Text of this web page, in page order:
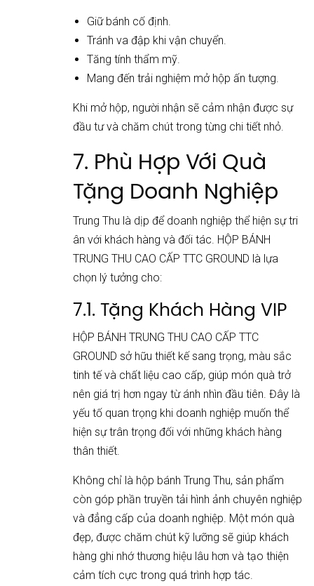
Giữ bánh cố định.
Tránh va đập khi vận chuyển.
Tăng tính thẩm mỹ.
Mang đến trải nghiệm mở hộp ấn tượng.
Khi mở hộp, người nhận sẽ cảm nhận được sự
đầu tư và chăm chút trong từng chi tiết nhỏ.
7. Phù Hợp Với Quà
Tặng Doanh Nghiệp
Trung Thu là dịp để doanh nghiệp thể hiện sự tri
ân với khách hàng và đối tác. HỘP BÁNH
TRUNG THU CAO CẤP TTC GROUND là lựa
chọn lý tưởng cho:
7.1. Tặng Khách Hàng VIP
HỘP BÁNH TRUNG THU CAO CẤP TTC
GROUND sở hữu thiết kế sang trọng, màu sắc
tinh tế và chất liệu cao cấp, giúp món quà trở
nên giá trị hơn ngay từ ánh nhìn đầu tiên. Đây là
yếu tố quan trọng khi doanh nghiệp muốn thể
hiện sự trân trọng đối với những khách hàng
thân thiết.
Không chỉ là hộp bánh Trung Thu, sản phẩm
còn góp phần truyền tải hình ảnh chuyên nghiệp
và đẳng cấp của doanh nghiệp. Một món quà
đẹp, được chăm chút kỹ lưỡng sẽ giúp khách
hàng ghi nhớ thương hiệu lâu hơn và tạo thiện
cảm tích cực trong quá trình hợp tác.